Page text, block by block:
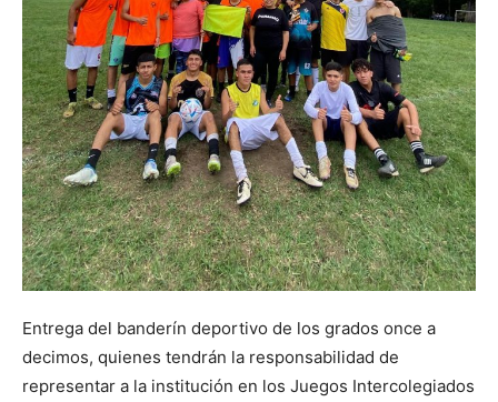
Entrega del banderín deportivo de los grados once a
decimos, quienes tendrán la responsabilidad de
representar a la institución en los Juegos Intercolegiados